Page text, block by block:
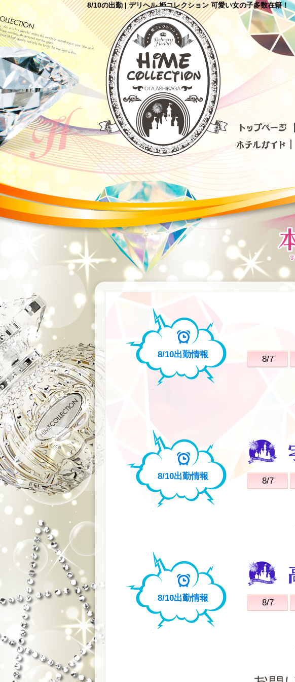
8/10の出勤 | デリヘル 姫コレクション 可愛い女の子多数在籍！
8/10出勤情報 8/7
8/10出勤情報 8/7
8/10出勤情報 8/7